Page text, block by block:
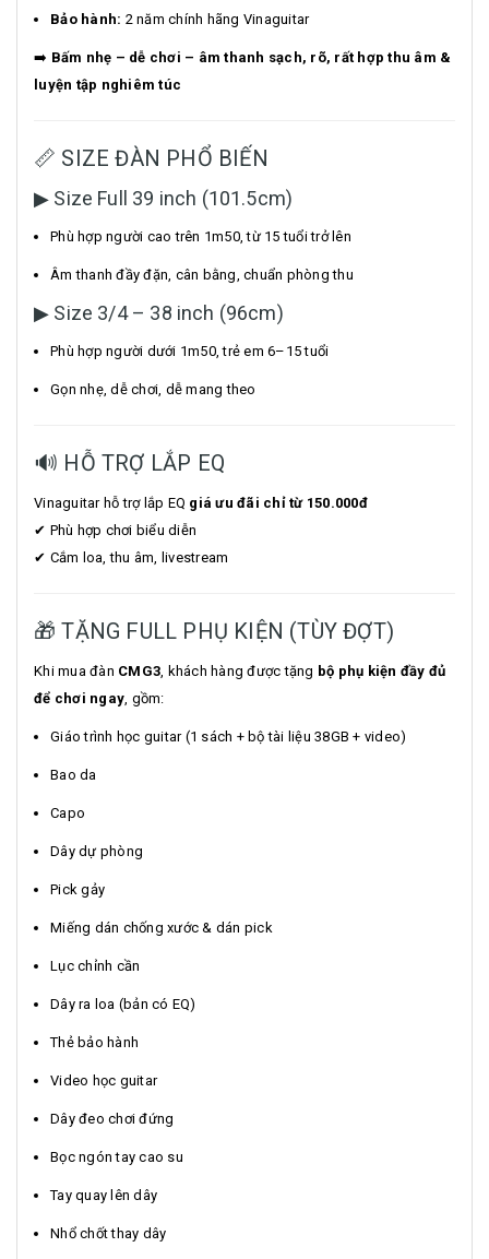
Bảo hành: 2 năm chính hãng Vinaguitar
➡️ Bấm nhẹ – dễ chơi – âm thanh sạch, rõ, rất hợp thu âm &
luyện tập nghiêm túc
📏 SIZE ĐÀN PHỔ BIẾN
▶ Size Full 39 inch (101.5cm)
Phù hợp người cao trên 1m50, từ 15 tuổi trở lên
Âm thanh đầy đặn, cân bằng, chuẩn phòng thu
▶ Size 3/4 – 38 inch (96cm)
Phù hợp người dưới 1m50, trẻ em 6–15 tuổi
Gọn nhẹ, dễ chơi, dễ mang theo
🔊 HỖ TRỢ LẮP EQ
Vinaguitar hỗ trợ lắp EQ giá ưu đãi chỉ từ 150.000đ
✔ Phù hợp chơi biểu diễn
✔ Cắm loa, thu âm, livestream
🎁 TẶNG FULL PHỤ KIỆN (TÙY ĐỢT)
Khi mua đàn CMG3 , khách hàng được tặng bộ phụ kiện đầy đủ
để chơi ngay , gồm:
Giáo trình học guitar (1 sách + bộ tài liệu 38GB + video)
Bao da
Capo
Dây dự phòng
Pick gảy
Miếng dán chống xước & dán pick
Lục chỉnh cần
Dây ra loa (bản có EQ)
Thẻ bảo hành
Video học guitar
Dây đeo chơi đứng
Bọc ngón tay cao su
Tay quay lên dây
Nhổ chốt thay dây